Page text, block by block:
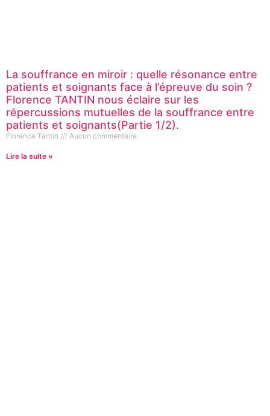
La souffrance en miroir : quelle résonance entre
patients et soignants face à l’épreuve du soin ?
Florence TANTIN nous éclaire sur les
répercussions mutuelles de la souffrance entre
patients et soignants(Partie 1/2).
Florence Tantin Aucun commentaire
Lire la suite »